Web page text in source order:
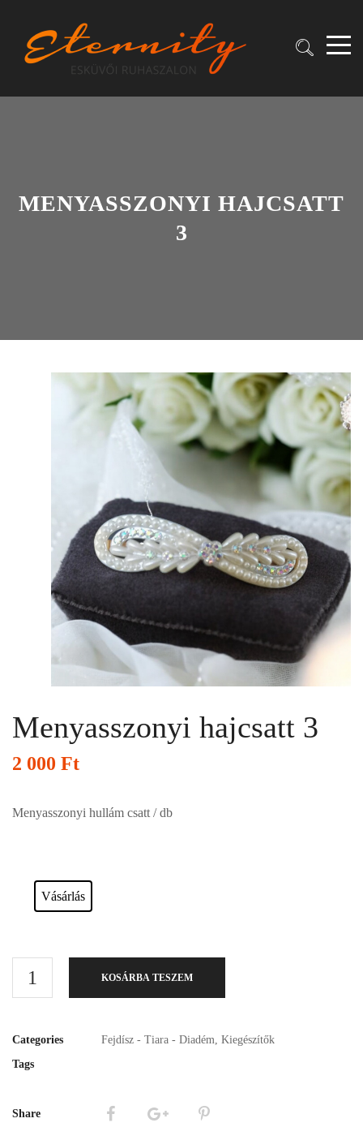
MENYASSZONYI HAJCSATT
3
Menyasszonyi hajcsatt 3
2 000 Ft
Menyasszonyi hullám csatt / db
Vásárlás
KOSÁRBA TESZEM
Categories Fejdísz - Tiara - Diadém, Kiegészítők
Tags
Share